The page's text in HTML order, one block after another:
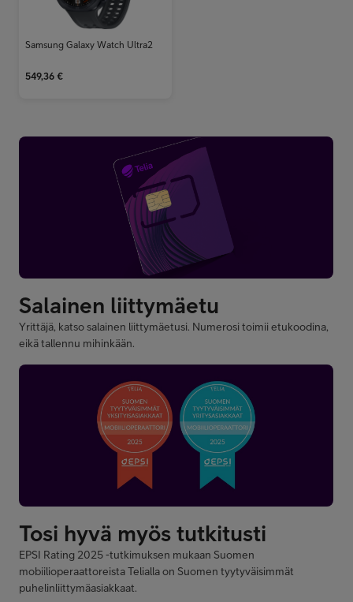
Samsung Galaxy Watch Ultra2
549,36 €
Yrittäjä, katso salainen liittymäetusi. Numerosi toimii etukoodina,
eikä tallennu mihinkään.
EPSI Rating 2025 -tutkimuksen mukaan Suomen
mobiilioperaattoreista Telialla on Suomen tyytyväisimmät
puhelinliittymäasiakkaat.